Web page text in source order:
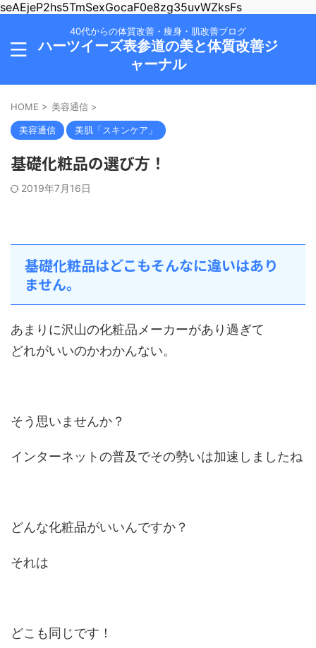
seAEjeP2hs5TmSexGocaF0e8zg35uvWZksFs
40代からの体質改善・痩身・肌改善ブログ
ハーツイーズ表参道の美と体質改善ジ
ャーナル
HOME > 美容通信 >
美容通信 美肌「スキンケア」
基礎化粧品の選び方！
2019年7月16日
基礎化粧品はどこもそんなに違いはあり
ません。
あまりに沢山の化粧品メーカーがあり過ぎて
どれがいいのかわかんない。
そう思いませんか？
インターネットの普及でその勢いは加速しましたね
どんな化粧品がいいんですか？
それは
どこも同じです！